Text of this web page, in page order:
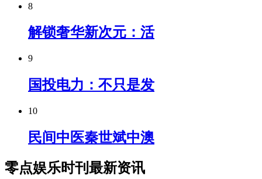
8
解锁奢华新次元：活
9
国投电力：不只是发
10
民间中医秦世斌中澳
零点娱乐时刊最新资讯